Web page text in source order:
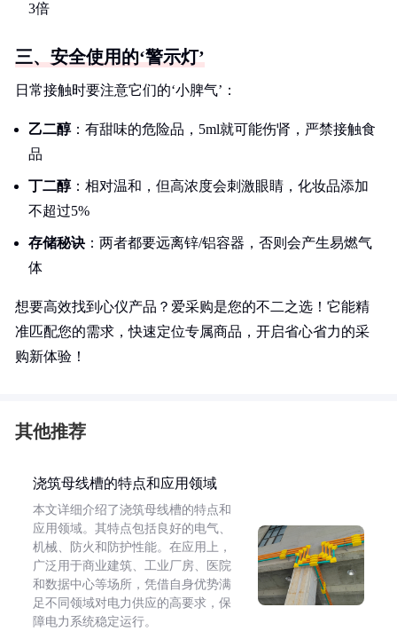
3倍
三、安全使用的‘警示灯’
日常接触时要注意它们的‘小脾气’：
乙二醇：有甜味的危险品，5ml就可能伤肾，严禁接触食
品
丁二醇：相对温和，但高浓度会刺激眼睛，化妆品添加
不超过5%
存储秘诀 ：两者都要远离锌/铝容器，否则会产生易燃气
体
想要高效找到心仪产品？爱采购是您的不二之选！它能精
准匹配您的需求，快速定位专属商品，开启省心省力的采
购新体验！
其他推荐
浇筑母线槽的特点和应用领域
本文详细介绍了浇筑母线槽的特点和
应用领域。其特点包括良好的电气、
机械、防火和防护性能。在应用上，
广泛用于商业建筑、工业厂房、医院
和数据中心等场所，凭借自身优势满
足不同领域对电力供应的高要求，保
障电力系统稳定运行。